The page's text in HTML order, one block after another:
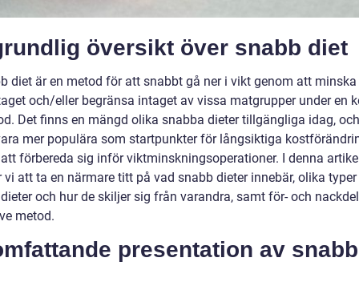
översikt över snabb diet
diet är en metod för att snabbt gå ner i vikt genom att minska
och/eller begränsa intaget av vissa matgrupper under en
Det finns en mängd olika snabba dieter tillgängliga idag,
mer populära som startpunkter för långsiktiga
förbereda sig inför viktminskningsoperationer. I denna
vi att ta en närmare titt på vad snabb dieter innebär, olika
och hur de skiljer sig från varandra, samt för- och
metod.
presentation av snabb